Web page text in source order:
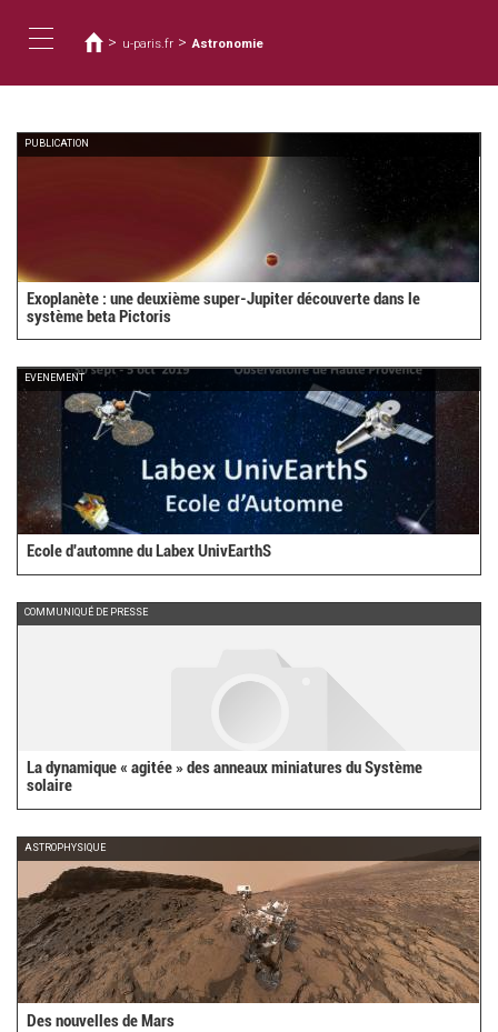
contenido
navigation
está
aquí
> u-paris.fr > Astronomie
PUBLICATION
Exoplanète : une deuxième super-Jupiter découverte dans le
système beta Pictoris
EVENEMENT
Ecole d'automne du Labex UnivEarthS
COMMUNIQUÉ DE PRESSE
La dynamique « agitée » des anneaux miniatures du Système
solaire
ASTROPHYSIQUE
Des nouvelles de Mars